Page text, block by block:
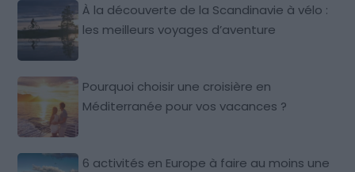
À la découverte de la Scandinavie à vélo :
les meilleurs voyages d’aventure
Pourquoi choisir une croisière en
Méditerranée pour vos vacances ?
6 activités en Europe à faire au moins une